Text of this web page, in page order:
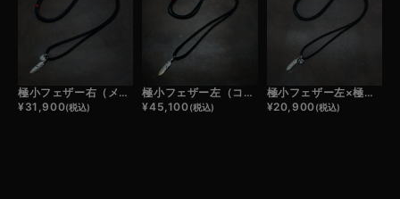
極小フェザー右（メタル）×極小メタルチャーム×鹿革紐×アンティークビーズ/ネックレスカスタム
¥31,900(税込)
極小フェザー左（コンビ）×鹿革紐×アンティークビーズ/ネックレスカスタム
¥45,100(税込)
極小フェザー左×極小メタルチャーム×鹿革紐×アンティークビーズ/ネックレスカスタム
¥20,900(税込)